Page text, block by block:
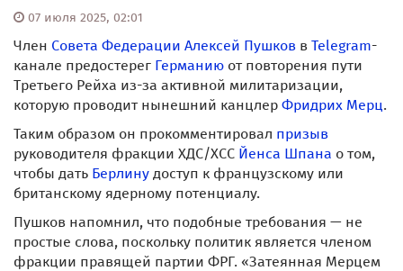
07 июля 2025, 02:01
Член Совета Федерации Алексей Пушков в Telegram-
канале предостерег Германию от повторения пути
Третьего Рейха из-за активной милитаризации,
которую проводит нынешний канцлер Фридрих Мерц.
Таким образом он прокомментировал призыв
руководителя фракции ХДС/ХСС Йенса Шпана о том,
чтобы дать Берлину доступ к французскому или
британскому ядерному потенциалу.
Пушков напомнил, что подобные требования — не
простые слова, поскольку политик является членом
фракции правящей партии ФРГ. «Затеянная Мерцем